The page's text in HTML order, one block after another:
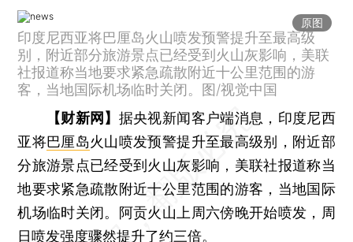
原图
印度尼西亚将巴厘岛火山喷发预警提升至最高级
别，附近部分旅游景点已经受到火山灰影响，美联
社报道称当地要求紧急疏散附近十公里范围的游
客，当地国际机场临时关闭。图/视觉中国
【财新网】 据央视新闻客户端消息，印度尼西
亚将巴厘岛火山喷发预警提升至最高级别，附近部
分旅游景点已经受到火山灰影响，美联社报道称当
地要求紧急疏散附近十公里范围的游客，当地国际
机场临时关闭。阿贡火山上周六傍晚开始喷发，周
日喷发强度骤然提升了约三倍。